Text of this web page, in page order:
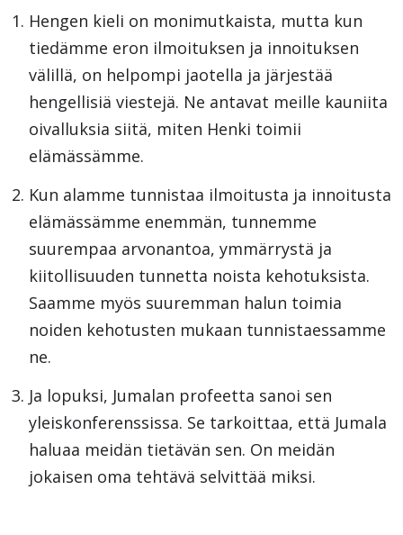
Hengen kieli on monimutkaista, mutta kun
tiedämme eron ilmoituksen ja innoituksen
välillä, on helpompi jaotella ja järjestää
hengellisiä viestejä. Ne antavat meille kauniita
oivalluksia siitä, miten Henki toimii
elämässämme.
Kun alamme tunnistaa ilmoitusta ja innoitusta
elämässämme enemmän, tunnemme
suurempaa arvonantoa, ymmärrystä ja
kiitollisuuden tunnetta noista kehotuksista.
Saamme myös suuremman halun toimia
noiden kehotusten mukaan tunnistaessamme
ne.
Ja lopuksi, Jumalan profeetta sanoi sen
yleiskonferenssissa. Se tarkoittaa, että Jumala
haluaa meidän tietävän sen. On meidän
jokaisen oma tehtävä selvittää miksi.